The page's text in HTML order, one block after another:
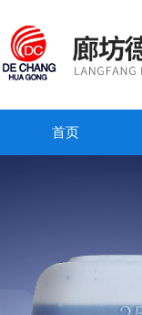
首页